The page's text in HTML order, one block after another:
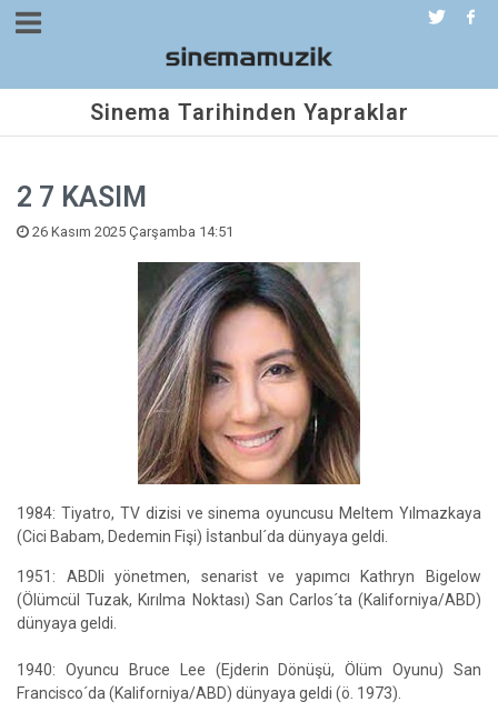
Sinema Tarihinden Yapraklar
2 7 KASIM
26 Kasım 2025 Çarşamba 14:51
1984: Tiyatro, TV dizisi ve sinema oyuncusu Meltem Yılmazkaya
(Cici Babam, Dedemin Fişi) İstanbul´da dünyaya geldi.
1951: ABDli yönetmen, senarist ve yapımcı Kathryn Bigelow
(Ölümcül Tuzak, Kırılma Noktası) San Carlos´ta (Kaliforniya/ABD)
dünyaya geldi.
1940: Oyuncu Bruce Lee (Ejderin Dönüşü, Ölüm Oyunu) San
Francisco´da (Kaliforniya/ABD) dünyaya geldi (ö. 1973).